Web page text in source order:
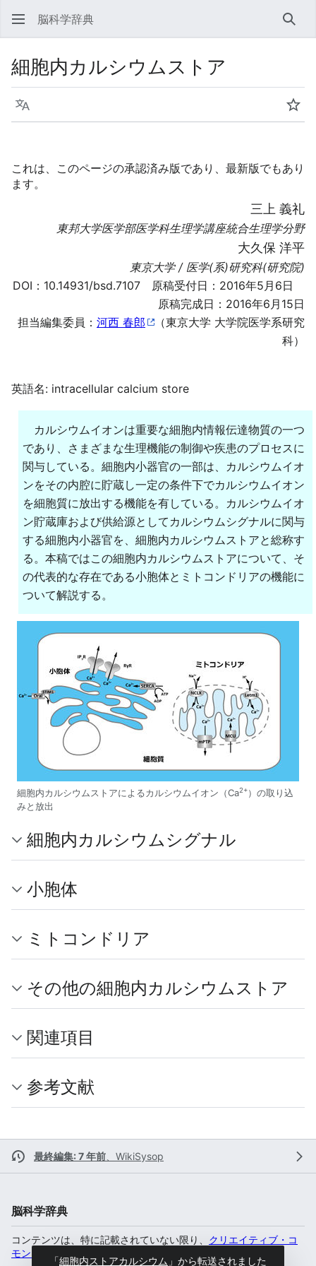
脳科学辞典 検索
細胞内カルシウムストア
言語 ウ
これは、このページの承認済み版であり、最新版でもあり
ます。
三上 義礼
東邦大学医学部医学科生理学講座統合生理学分野
大久保 洋平
東京大学 / 医学(系)研究科(研究院)
DOI： 10.14931/bsd.7107 原稿受付日：2016年5月6日
原稿完成日：2016年6月15日
担当編集委員： 河西 春郎
（東京大学 大学院医学系研究
科）
英語名: intracellular calcium store
カルシウムイオンは重要な細胞内情報伝達物質の一つ
であり、さまざまな生理機能の制御や疾患のプロセスに
関与している。細胞内小器官の一部は、カルシウムイオ
ンをその内腔に貯蔵し一定の条件下でカルシウムイオン
を細胞質に放出する機能を有している。カルシウムイオ
ン貯蔵庫および供給源としてカルシウムシグナルに関与
する細胞内小器官を、細胞内カルシウムストアと総称す
る。本稿ではこの細胞内カルシウムストアについて、そ
の代表的な存在である小胞体とミトコンドリアの機能に
ついて解説する。
細胞内カルシウムストアによるカルシウムイオン（Ca2+）の取り込
みと放出
細胞内カルシウムシグナル
小胞体
ミトコンドリア
その他の細胞内カルシウムストア
関連項目
参考文献
最終編集: 7 年前 WikiSysop
脳科学辞典
コンテンツは、特に記載されていない限り、 クリエイティブ・コ
モンズ 表示-非営利-継承 4.0 国際
「細胞内ストアカルシウム 」から転送されました